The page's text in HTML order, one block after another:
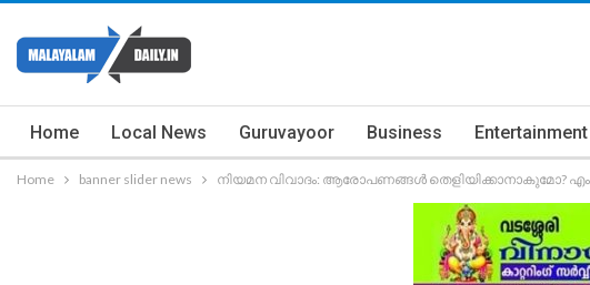
Home Local News Guruvayoor Business Entertainment
Home banner slider news നിയമന വിവാദം: ആരോപണങ്ങൾ തെളിയിക്കാനാകുമോ? എം